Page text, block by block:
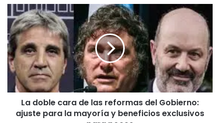
doble
cara
de
las
reformas
del
Gobierno:
ajuste
La doble cara de las reformas del Gobierno:
ajuste para la mayoría y beneficios exclusivos